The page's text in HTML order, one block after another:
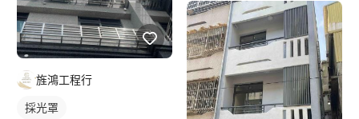
旌鴻工程行
採光罩